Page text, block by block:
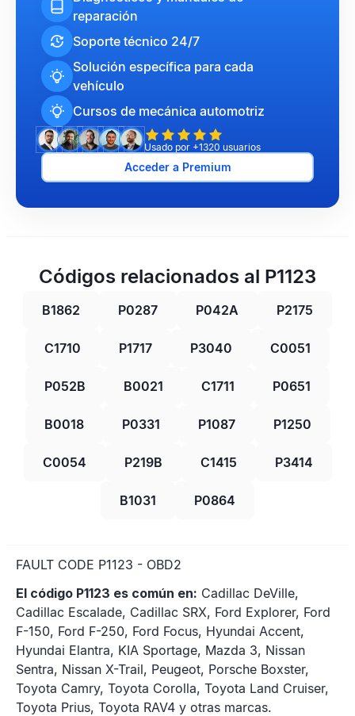
reparación
Soporte técnico 24/7
Solución específica para cada
vehículo
Cursos de mecánica automotriz
Usado por +1320 usuarios
Acceder a Premium
Códigos relacionados al P1123
B1862 P0287 P042A P2175
C1710 P1717 P3040 C0051
P052B B0021 C1711 P0651
B0018 P0331 P1087 P1250
C0054 P219B C1415 P3414
B1031 P0864
FAULT CODE P1123 - OBD2
El código P1123 es común en: Cadillac DeVille,
Cadillac Escalade, Cadillac SRX, Ford Explorer, Ford
F-150, Ford F-250, Ford Focus, Hyundai Accent,
Hyundai Elantra, KIA Sportage, Mazda 3, Nissan
Sentra, Nissan X-Trail, Peugeot, Porsche Boxster,
Toyota Camry, Toyota Corolla, Toyota Land Cruiser,
Toyota Prius, Toyota RAV4 y otras marcas.